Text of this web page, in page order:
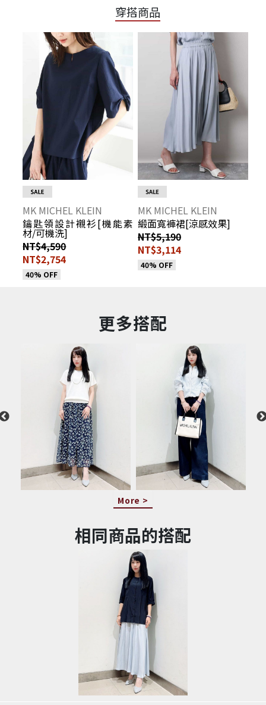
穿搭商品
MK MICHEL KLEIN
鑰匙領設計襯衫[機能素
材/可機洗]
NT$4,590
NT$2,754
40% OFF
MK MICHEL KLEIN
緞面寬褲裙[涼感效果]
NT$5,190
NT$3,114
40% OFF
更多搭配
More >
相同商品的搭配